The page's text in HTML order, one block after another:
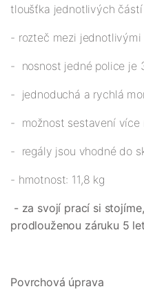
tloušťka jednotlivých částí
- rozteč mezi
- nosnost jedné police je
- jednoduchá a rychlá
- možnost sestavení více
- regály jsou vhodné do
- hmotnost: 11,8 kg
- za svojí prací si
prodlouženou záruku 5 let
Povrchová úprava